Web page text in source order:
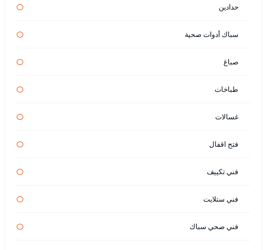
حدادين
سباك أدوات صحية
صباغ
طباخات
غسالات
فتح اقفال
فني تكييف
فني ستلايت
فني صحي سباك